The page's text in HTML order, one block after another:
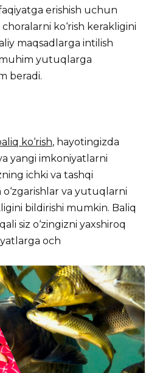
erishish uchun
ko‘rish kerakligini
maqsadlarga intilish
yutuqlarga
beradi.
ko‘rish, hayotingizda
yangi imkoniyatlarni
ichki va tashqi
va yutuqlarni
bildirishi mumkin. Baliq
siz o‘zingizni yaxshiroq
och